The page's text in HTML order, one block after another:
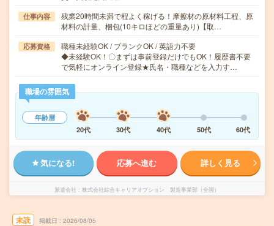
仕事内容
残業20時間未満で程よく稼げる！摩擦材の原材料工程、原
材料の計量、梱包(10キロほどの重量あり)【取…
応募資格
職種未経験OK / ブランクOK / 英語力不要
◆未経験OK！〇まずは事前登録だけでもOK！履歴書不要
で気軽にオンライン登録★氏名・職種などを入力す…
職場の雰囲気
年齢層
20代
30代 40代 50代 60代
気になる! 応募へ進む 詳しく見る
派遣会社 株式会社綜合キャリアオプション 製造事業部（全国）
未読 掲載日 2026/08/05